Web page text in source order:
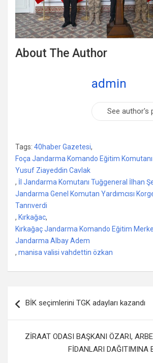
About The Author
admin
See author's
Tags: 40haber Gazetesi,
Foça Jandarma Komando Eğitim
Yusuf Ziayeddin Cavlak
, İl Jandarma Komutanı Tuğgeneral İlhan
Jandarma Genel Komutan Yardımcısı
Tanrıverdi
, Kırkağac,
Kırkağaç Jandarma Komando Eğitim
Jandarma Albay Adem
, manisa valisi vahdettin özkan
dolaşımı
BİK seçimlerini TGK adayları kazandı
ZİRAAT ODASI BAŞKANI ÖZARI,
FİDANLARI DAĞITIMINA